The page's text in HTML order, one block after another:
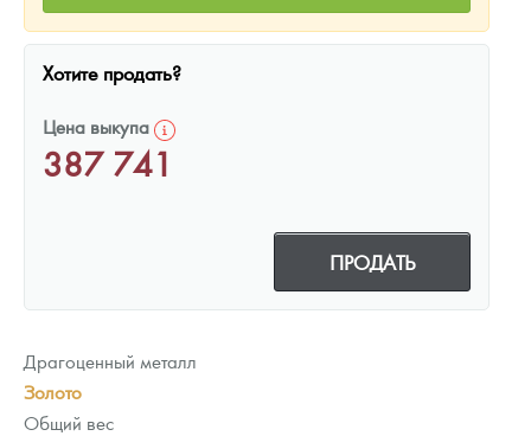
Хотите продать?
Цена выкупа
387 741
ПРОДАТЬ
Драгоценный металл
Золото
Общий вес